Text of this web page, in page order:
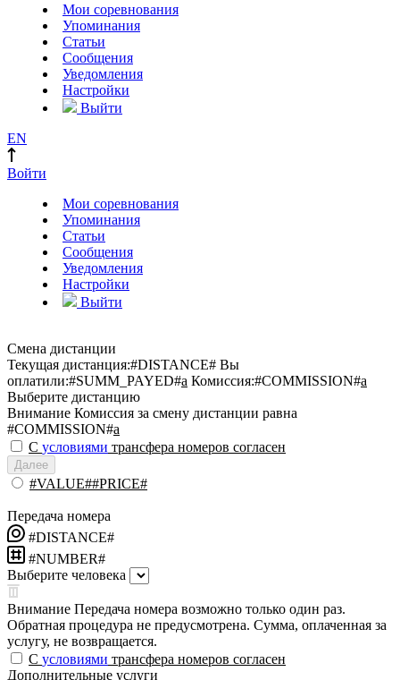
Мои соревнования
Упоминания
Статьи
Сообщения
Уведомления
Настройки
Выйти
EN
Войти
Мои соревнования
Упоминания
Статьи
Сообщения
Уведомления
Настройки
Выйти
Смена дистанции
Текущая дистанция:#DISTANCE# Вы
оплатили:#SUMM_PAYED#a Комиссия:#COMMISSION#a
Выберите дистанцию
Внимание Комиссия за смену дистанции равна
#COMMISSION#a
С условиями трансфера номеров согласен
Далее
#VALUE##PRICE#
Передача номера
#DISTANCE#
#NUMBER#
Выберите человека
Внимание Передача номера возможно только один раз.
Обратная процедура не предусмотрена. Сумма, оплаченная за
услугу, не возвращается.
С условиями трансфера номеров согласен
Дополнительные услуги